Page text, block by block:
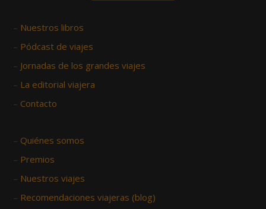
– Nuestros libros
– Pódcast de viajes
– Jornadas de los grandes viajes
– La editorial viajera
– Contacto
– Quiénes somos
– Premios
– Nuestros viajes
– Recomendaciones viajeras (blog)